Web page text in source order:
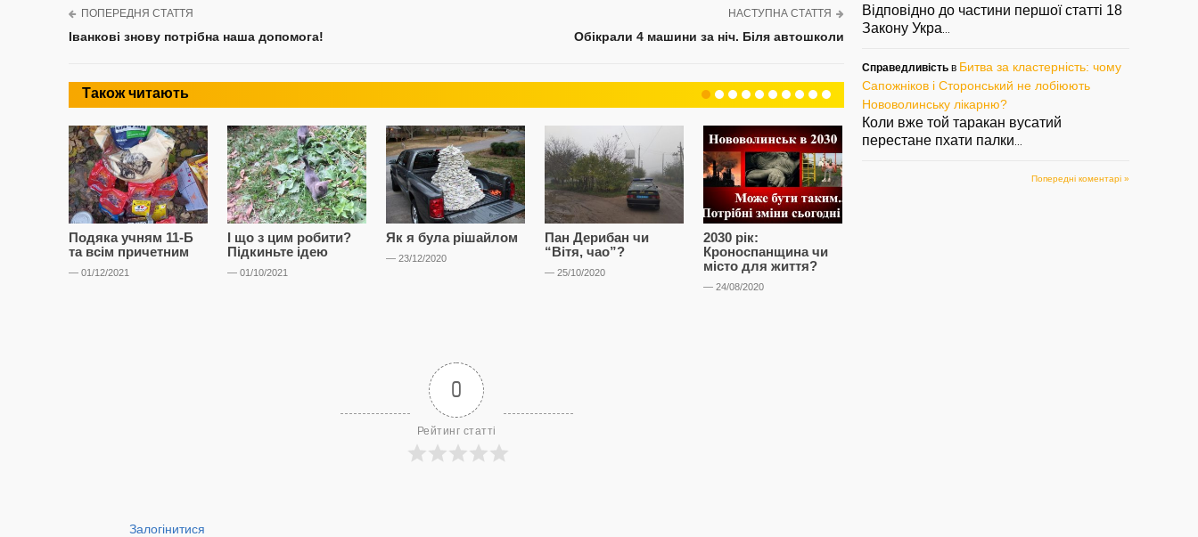
ПОПЕРЕДНЯ СТАТТЯ
Іванкові знову потрібна наша допомога!
НАСТУПНА СТАТТЯ
Обікрали 4 машини за ніч. Біля автошколи
Також читають
Подяка учням 11-Б
та всім причетним
— 01/12/2021
І що з цим робити?
Підкиньте ідею
— 01/10/2021
Як я була рішайлом
— 23/12/2020
Пан Дерибан чи
“Вітя, чао”?
— 25/10/2020
2030 рік:
Кроноспанщина чи
місто для життя?
— 24/08/2020
0
Рейтинг статті
Залогінитися
Відповідно до частини першої статті 18
Закону Укра
Справедливість в Битва за кластерність: чому
Сапожніков і Сторонський не лобіюють
Нововолинську лікарню?
Коли вже той таракан вусатий
перестане пхати палки
Попередні коментарі »